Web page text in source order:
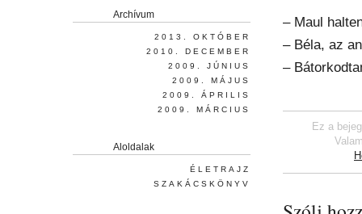
– Maul
– Béla, az
–
Ez a
Archívum
2013. OKTÓBER
2010. DECEMBER
2009. JÚNIUS
2009. MÁJUS
2009. ÁPRILIS
2009. MÁRCIUS
Aloldalak
ÉLETRAJZ
SZAKÁCSKÖNYV